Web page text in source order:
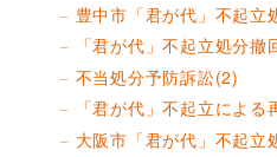
豊中市「君が代」不起立
「君が代」不起立処分撤
不当処分予防訴訟(2)
「君が代」不起立によ
大阪市「君が代」不起立